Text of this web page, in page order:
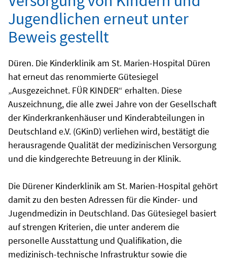
Jugendlichen erneut unter
Beweis gestellt
Düren. Die Kinderklinik am St. Marien-Hospital Düren
hat erneut das renommierte Gütesiegel
„Ausgezeichnet. FÜR KINDER“ erhalten. Diese
Auszeichnung, die alle zwei Jahre von der Gesellschaft
der Kinderkrankenhäuser und Kinderabteilungen in
Deutschland e.V. (GKinD) verliehen wird, bestätigt die
herausragende Qualität der medizinischen Versorgung
und die kindgerechte Betreuung in der Klinik.
Die Dürener Kinderklinik am St. Marien-Hospital gehört
damit zu den besten Adressen für die Kinder- und
Jugendmedizin in Deutschland. Das Gütesiegel basiert
auf strengen Kriterien, die unter anderem die
personelle Ausstattung und Qualifikation, die
medizinisch-technische Infrastruktur sowie die